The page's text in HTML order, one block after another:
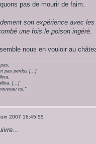
pas de mourir de faim.
son expérience avec
une fois le poison ingéré.
nous en vouloir au
pas perdus [...]
[...]
roi."
2007 16:45:55